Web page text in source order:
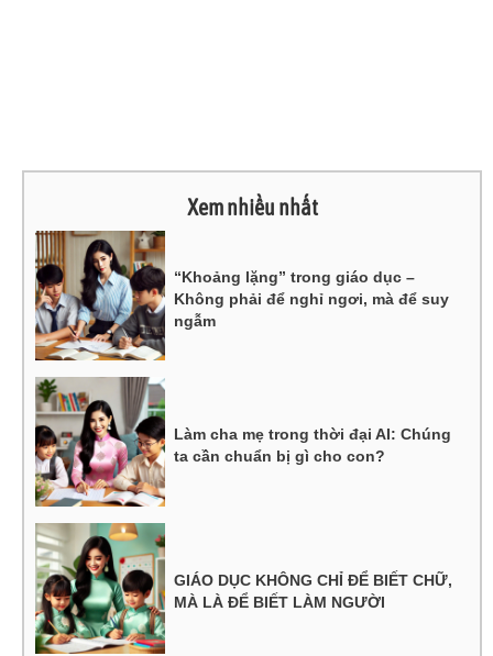
Xem nhiều nhất
“Khoảng lặng” trong giáo dục –
Không phải để nghỉ ngơi, mà để suy
ngẫm
Làm cha mẹ trong thời đại AI: Chúng
ta cần chuẩn bị gì cho con?
GIÁO DỤC KHÔNG CHỈ ĐỂ BIẾT CHỮ,
MÀ LÀ ĐỂ BIẾT LÀM NGƯỜI